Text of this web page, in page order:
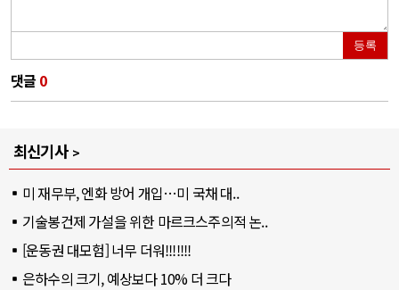
등록
댓글 0
최신기사
미 재무부, 엔화 방어 개입…미 국채 대..
기술봉건제 가설을 위한 마르크스주의적 논..
[운동권 대모험] 너무 더워!!!!!!!
은하수의 크기, 예상보다 10% 더 크다